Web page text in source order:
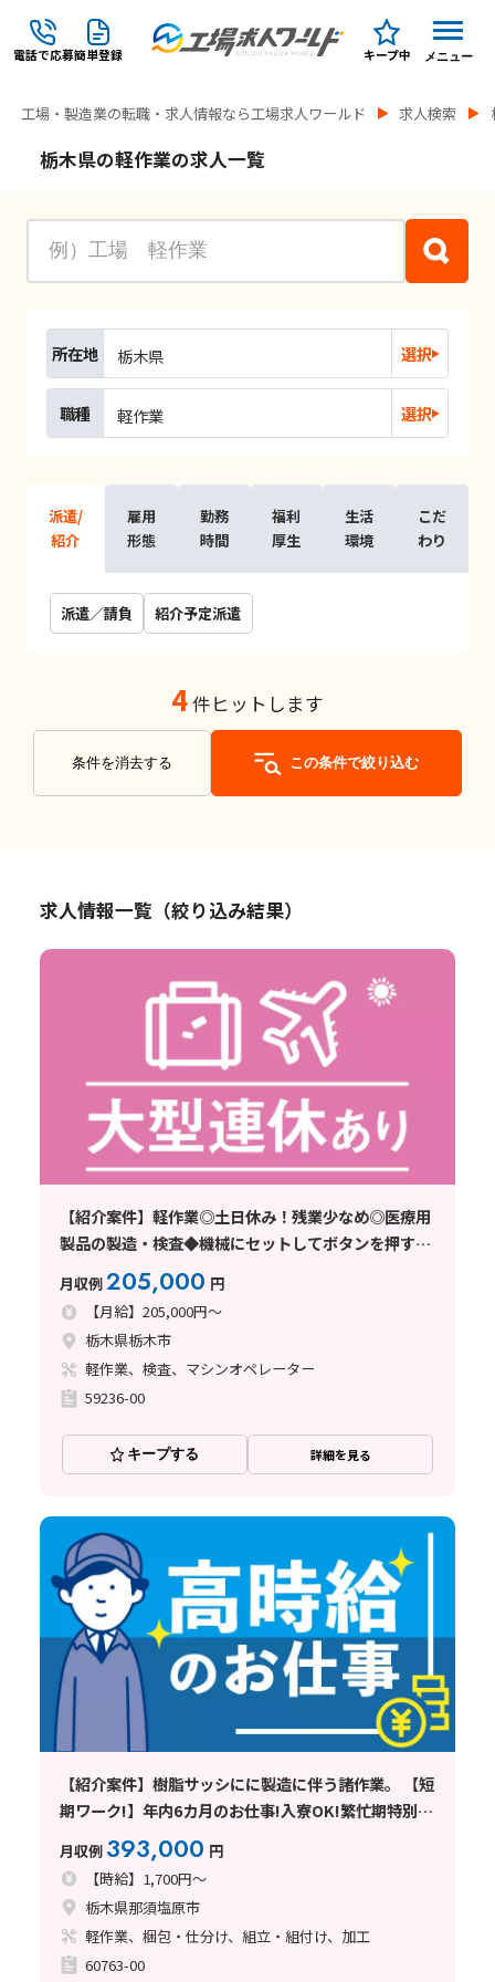
電話で応募簡単登録 キープ中 メニュー
工場・製造業の転職・求人情報なら工場求人ワールド 求人検索
栃木県の軽作業の求人一覧
所在地 栃木県 選択
職種 軽作業 選択
派遣/
紹介
雇用
形態
勤務
時間
福利
厚生
生活
環境
こだ
わり
派遣／請負 紹介予定派遣
4件ヒットします
条件を消去する この条件で絞り込む
求人情報一覧（絞り込み結果）
【紹介案件】軽作業◎土日休み！残業少なめ◎医療用
製品の製造・検査◆機械にセットしてボタンを押すだ
月収例205,000 円
【月給】205,000円～
栃木県栃木市
軽作業、検査、マシンオペレーター
59236-00
キープする 詳細を見る
【紹介案件】樹脂サッシにに製造に伴う諸作業。 【短
期ワーク!】年内6カ月のお仕事!入寮OK!繁忙期特別時
月収例 393,000 円
【時給】1,700円～
栃木県那須塩原市
軽作業、梱包・仕分け、組立・組付け、加工
60763-00